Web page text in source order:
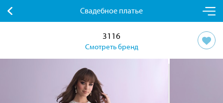
Свадебное платье
3116
Смотреть бренд